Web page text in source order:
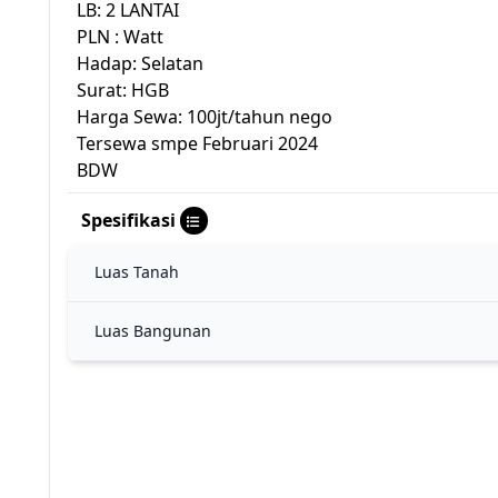
LB: 2 LANTAI
PLN : Watt
Hadap: Selatan
Surat: HGB
Harga Sewa: 100jt/tahun nego
Tersewa smpe Februari 2024
BDW
Spesifikasi
Luas Tanah
Luas Bangunan